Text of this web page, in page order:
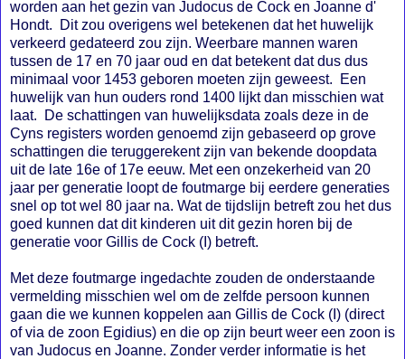
worden aan het gezin van Judocus de Cock en Joanne d'
Hondt. Dit zou overigens wel betekenen dat het huwelijk
verkeerd gedateerd zou zijn. Weerbare mannen waren
tussen de 17 en 70 jaar oud en dat betekent dat dus dus
minimaal voor 1453 geboren moeten zijn geweest. Een
huwelijk van hun ouders rond 1400 lijkt dan misschien wat
laat. De schattingen van huwelijksdata zoals deze in de
Cyns registers worden genoemd zijn gebaseerd op grove
schattingen die teruggerekent zijn van bekende doopdata
uit de late 16e of 17e eeuw. Met een onzekerheid van 20
jaar per generatie loopt de foutmarge bij eerdere generaties
snel op tot wel 80 jaar na. Wat de tijdslijn betreft zou het dus
goed kunnen dat dit kinderen uit dit gezin horen bij de
generatie voor Gillis de Cock (I) betreft.
Met deze foutmarge ingedachte zouden de onderstaande
vermelding misschien wel om de zelfde persoon kunnen
gaan die we kunnen koppelen aan Gillis de Cock (I) (direct
of via de zoon Egidius) en die op zijn beurt weer een zoon is
van Judocus en Joanne. Zonder verder informatie is het